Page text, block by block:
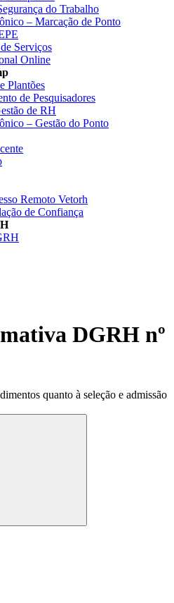
do Trabalho
– Marcação de Ponto
Serviços
Online
Plantões
de Pesquisadores
de RH
– Gestão do Ponto
Remoto Vetorh
de Confiança
DGRH nº
quanto à seleção e admissão